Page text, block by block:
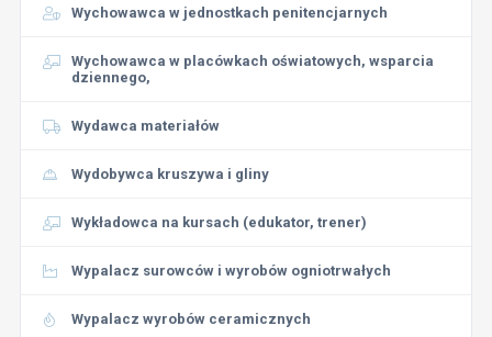
Wychowawca w jednostkach penitencjarnych
Wychowawca w placówkach oświatowych, wsparcia
dziennego,
Wydawca materiałów
Wydobywca kruszywa i gliny
Wykładowca na kursach (edukator, trener)
Wypalacz surowców i wyrobów ogniotrwałych
Wypalacz wyrobów ceramicznych